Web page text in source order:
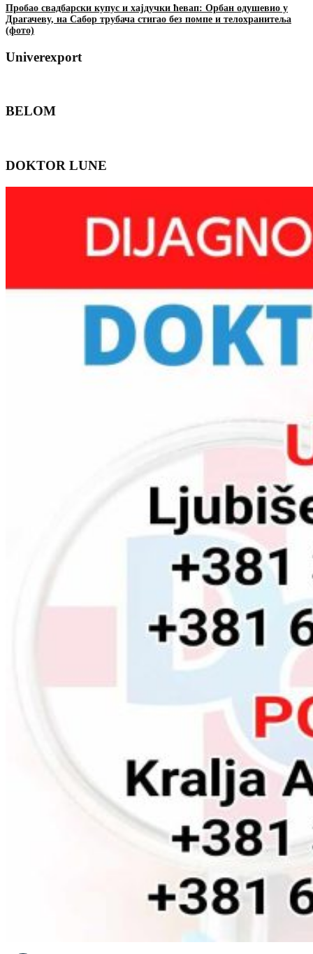
Пробао свадбарски купус и хајдучки ћевап: Орбан одушевио у
Драгачеву, на Сабор трубача стигао без помпе и телохранитеља
(фото)
Univerexport
BELOM
DOKTOR LUNE